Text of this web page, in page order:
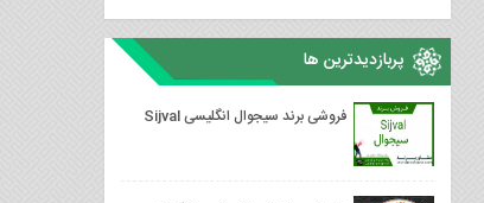
پربازدیدترین ها
فروشی برند سیجوال انگلیسی Sijval